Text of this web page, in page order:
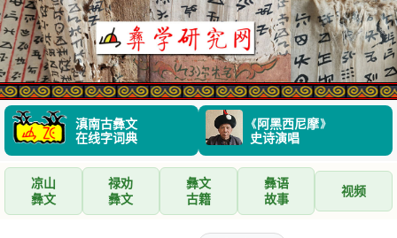
滇南古彝文
在线字词典
《阿黑西尼摩》
史诗演唱
凉山
彝文
禄劝
彝文
彝文
古籍
彝语
故事
视频